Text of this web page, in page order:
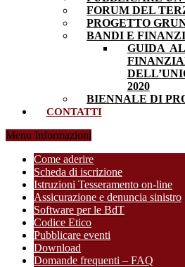
FORUM DEL
PROGETTO
BANDI E
GUIDA
2020
BIENNALE DI
CONTATTI
Menu Informazioni
Come aderire
Scheda di iscrizione
Istruzioni Tesseramento on-line
Assicurazione e denuncia sinistro
Software per le BdT
Codice Etico
Pubblicare eventi
Download
Domande frequenti – FAQ